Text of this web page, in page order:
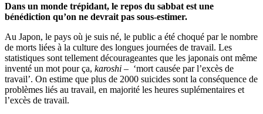
Dans un monde trépidant, le repos du sabbat est une
bénédiction qu’on ne devrait pas sous-estimer.
Au Japon, le pays où je suis né, le public a été choqué par le nombre
de morts liées à la culture des longues journées de travail. Les
statistiques sont tellement décourageantes que les japonais ont même
inventé un mot pour ça, karoshi – ‘mort causée par l’excès de
travail’. On estime que plus de 2000 suicides sont la conséquence de
problèmes liés au travail, en majorité les heures suplémentaires et
l’excès de travail.